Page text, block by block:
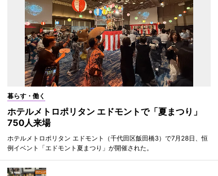
暮らす・働く
ホテルメトロポリタン エドモントで「夏まつり」
750人来場
ホテルメトロポリタン エドモント（千代田区飯田橋3）で7月28日、恒
例イベント「エドモント夏まつり」が開催された。